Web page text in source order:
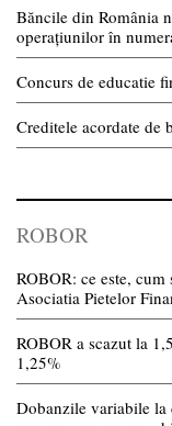
Băncile din România
operațiunilor în
Concurs de educatie
Creditele acordate de
ROBOR
ROBOR: ce este,
Asociatia Pietelor
ROBOR a scazut la
1,25%
Dobanzile variabile la